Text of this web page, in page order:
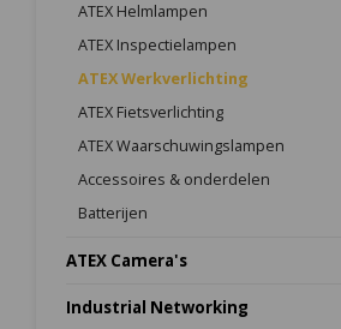
ATEX Helmlampen
ATEX Inspectielampen
ATEX Werkverlichting
ATEX Fietsverlichting
ATEX Waarschuwingslampen
Accessoires & onderdelen
Batterijen
ATEX Camera's
Industrial Networking